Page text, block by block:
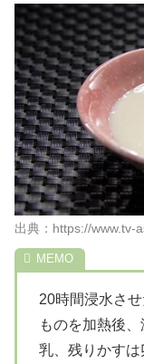
出典：https://www.tv-
20時間浸水さ
ものを加熱後
乳、残りかすは